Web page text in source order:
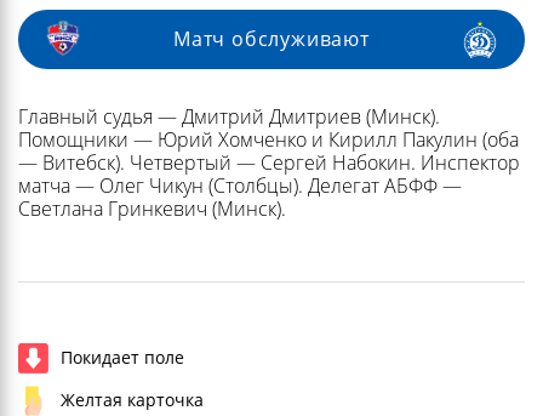
Матч обслуживают
Главный судья — Дмитрий Дмитриев (Минск).
Помощники — Юрий Хомченко и Кирилл Пакулин (оба
— Витебск). Четвертый — Сергей Набокин. Инспектор
матча — Олег Чикун (Столбцы). Делегат АБФФ —
Светлана Гринкевич (Минск).
Покидает поле
Желтая карточка